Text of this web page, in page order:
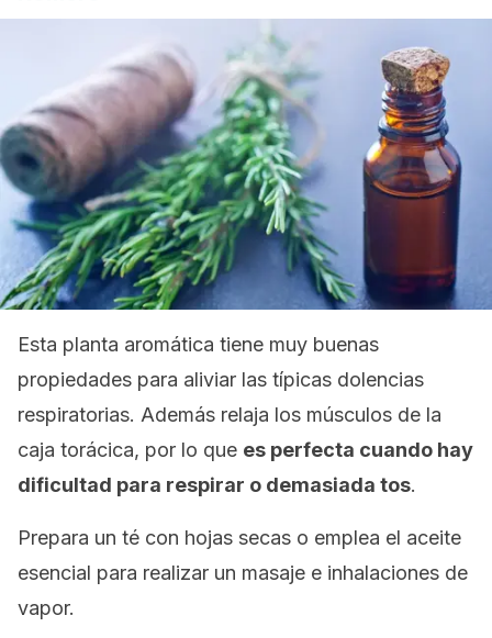
Esta planta aromática tiene muy buenas
propiedades para aliviar las típicas dolencias
respiratorias. Además relaja los músculos de la
caja torácica, por lo que es perfecta cuando hay
dificultad para respirar o demasiada tos.
Prepara un té con hojas secas o emplea el aceite
esencial para realizar un masaje e inhalaciones de
vapor.